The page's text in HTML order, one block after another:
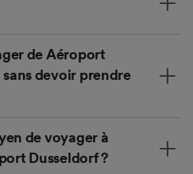
de Aéroport
devoir prendre
de voyager à
Dusseldorf ?